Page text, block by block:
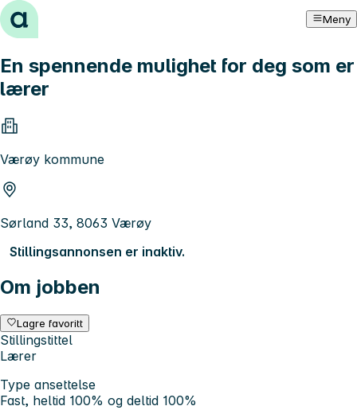
Hopp til innhold Meny
En spennende mulighet for deg som er
lærer
Værøy kommune
Sørland 33, 8063 Værøy
Stillingsannonsen er inaktiv.
Om jobben
Lagre favoritt
Stillingstittel
Lærer
Type ansettelse
Fast, heltid 100% og deltid 100%